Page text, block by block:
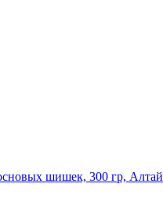
шишек, 300 гр,